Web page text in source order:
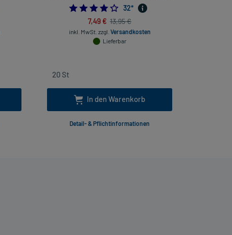
3.78125
32*
7,49 € 13,95 €
inkl. MwSt. zzgl. Versandkosten
Lieferbar
In den Warenkorb
Detail- & Pflichtinformationen